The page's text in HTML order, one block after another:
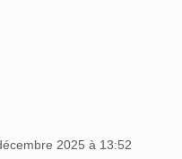
2025 à 13:52